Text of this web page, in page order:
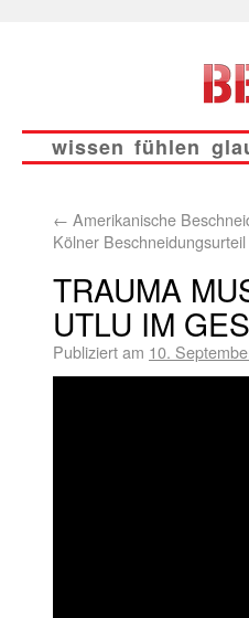
wissen fühlen
← Amerikanische
Kölner Beschneidungsurteil
TRAUMA
UTLU IM
Publiziert am 10.